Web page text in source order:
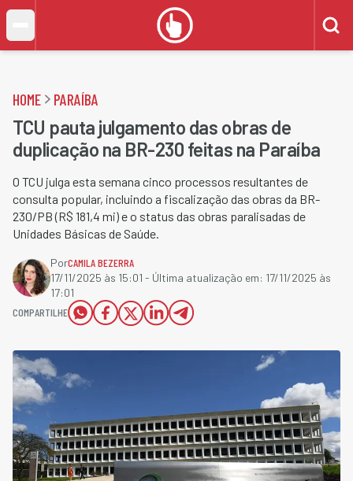
HOME PARAÍBA
TCU pauta julgamento das obras de
duplicação na BR-230 feitas na Paraíba
O TCU julga esta semana cinco processos resultantes de
consulta popular, incluindo a fiscalização das obras da BR-
230/PB (R$ 181,4 mi) e o status das obras paralisadas de
Unidades Básicas de Saúde.
PorCAMILA BEZERRA
17/11/2025 às 15:01 - Última atualização em: 17/11/2025 às
17:01
COMPARTILHE